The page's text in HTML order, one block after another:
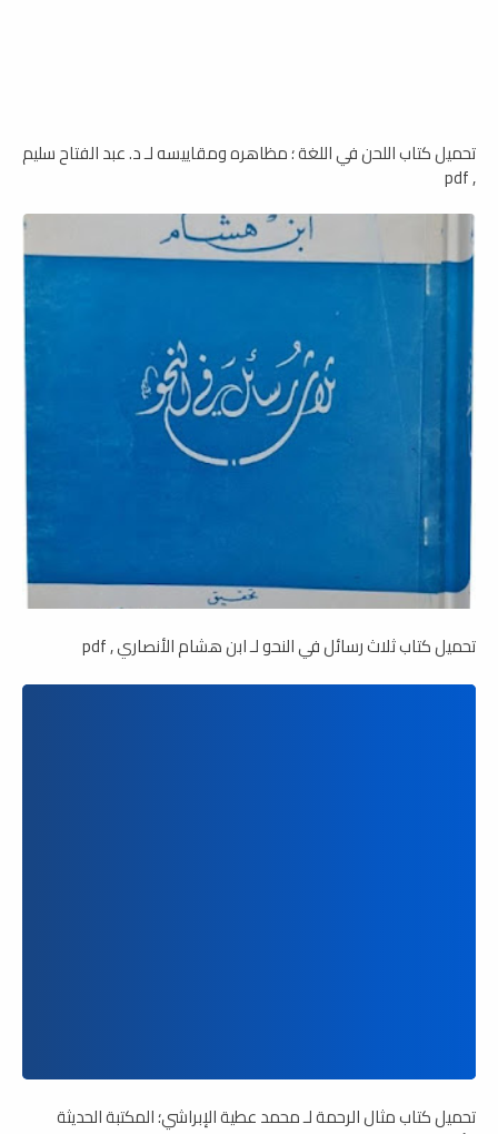
تحميل كتاب اللحن في اللغة ؛ مظاهره ومقاييسه لـ د. عبد الفتاح سليم
, pdf
تحميل كتاب ثلاث رسائل في النحو لـ ابن هشام الأنصاري , pdf
تحميل كتاب مثال الرحمة لـ محمد عطية الإبراشي؛ المكتبة الحديثة